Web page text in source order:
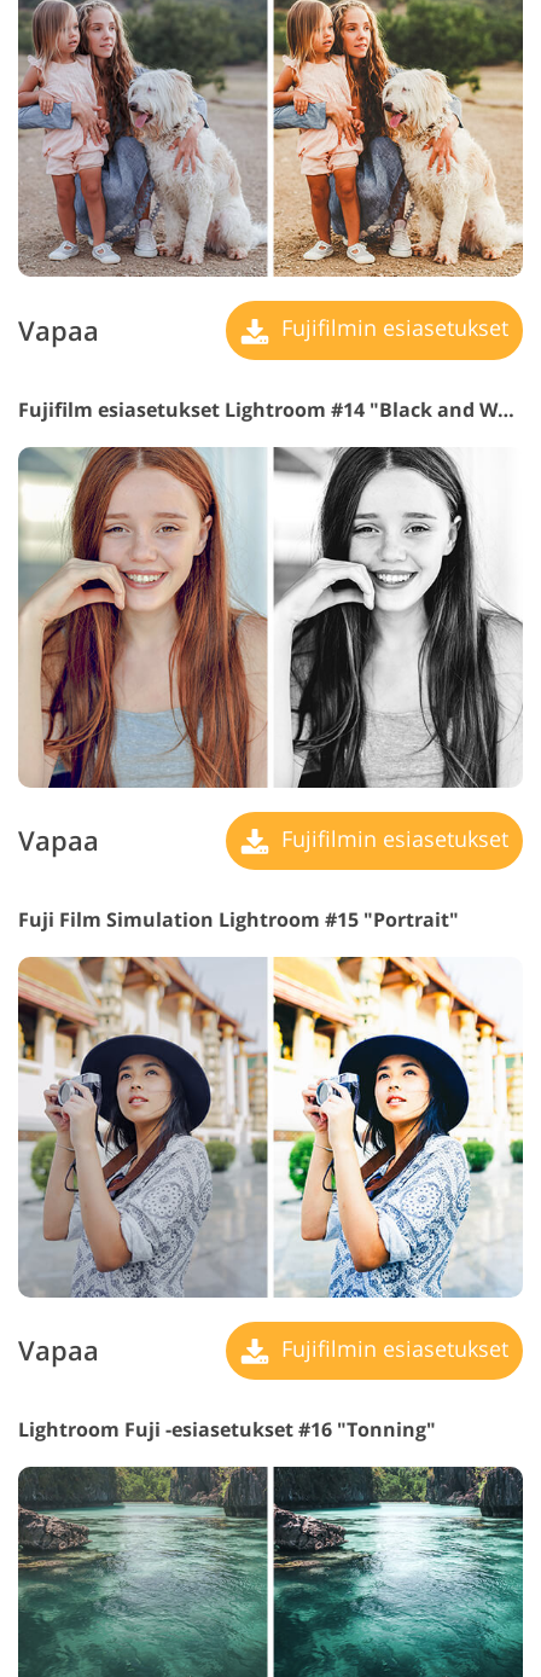
Vapaa Fujifilmin esiasetukset
Fujifilm esiasetukset Lightroom #14 "Black and White"
Vapaa Fujifilmin esiasetukset
Fuji Film Simulation Lightroom #15 "Portrait"
Vapaa Fujifilmin esiasetukset
Lightroom Fuji -esiasetukset #16 "Tonning"